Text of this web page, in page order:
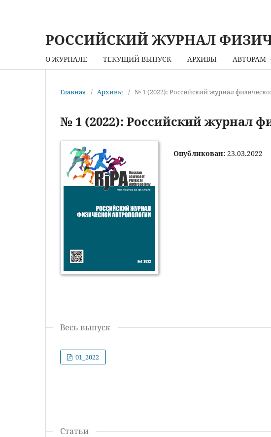
РОССИЙСКИЙ ЖУРНАЛ
О ЖУРНАЛЕ ТЕКУЩИЙ ВЫПУСК АРХИВЫ АВТОРАМ
Главная / Архивы / № 1 (2022): Российский журнал
№ 1 (2022): Российский журнал
Опубликован: 23.03.2022
Весь выпуск
01_2022
Статьи